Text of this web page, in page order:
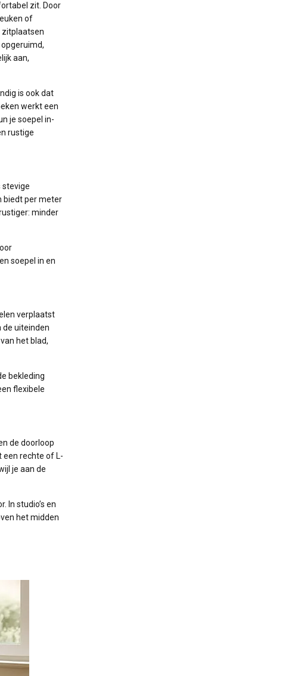
zit. Door
of
zitplaatsen
aan,
is ook dat
werkt een
je soepel in-
rustige
stevige
biedt per meter
minder
soepel in en
verplaatst
de uiteinden
het blad,
bekleding
flexibele
de doorloop
een rechte of L-
je aan de
In studio’s en
het midden